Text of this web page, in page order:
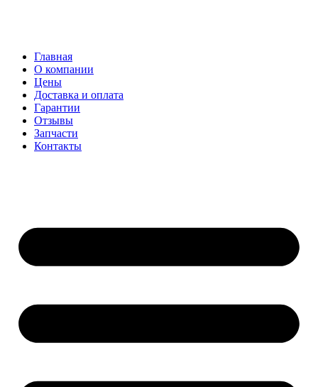
Главная
О компании
Цены
Доставка и оплата
Гарантии
Отзывы
Запчасти
Контакты